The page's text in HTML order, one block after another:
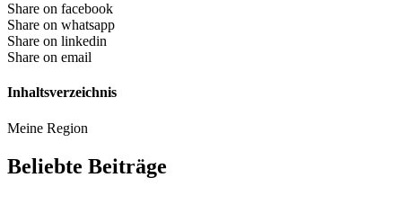
Share on facebook
Share on whatsapp
Share on linkedin
Share on email
Inhaltsverzeichnis
Meine Region
Beliebte Beiträge